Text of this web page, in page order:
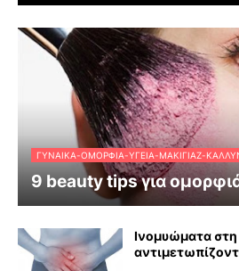
ΓΥΝΑΊΚΑ-ΟΜΟΡΦΙΆ-ΥΓΕΊΑ-ΜΑΚΙΓΙΆΖ-
9 beauty tips για
Ινομυώματα στη